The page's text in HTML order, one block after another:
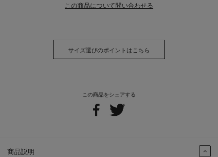
この商品をシェアする
商品説明
この商品について問い合わせる
サイズ選びのポイントはこちら